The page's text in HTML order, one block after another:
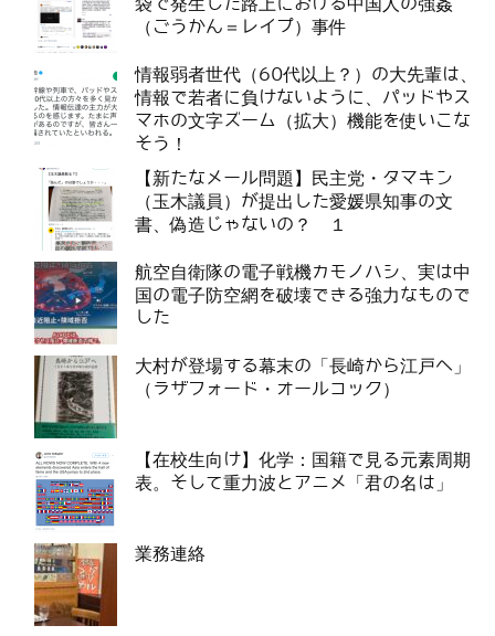
（ごうかん＝レイプ）事件
情報弱者世代（60代以上？）の大先輩は、
情報で若者に負けないように、パッドやス
マホの文字ズーム（拡大）機能を使いこな
そう！
【新たなメール問題】民主党・タマキン
（玉木議員）が提出した愛媛県知事の文
書、偽造じゃないの？ １
航空自衛隊の電子戦機カモノハシ、実は中
国の電子防空網を破壊できる強力なもので
した
大村が登場する幕末の「長崎から江戸へ」
（ラザフォード・オールコック）
【在校生向け】化学：国籍で見る元素周期
表。そして重力波とアニメ「君の名は」
業務連絡